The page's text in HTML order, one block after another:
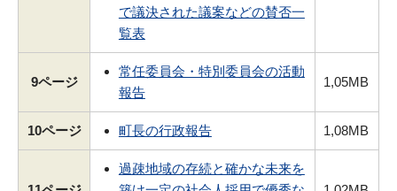
で議決された議案などの賛否一
覧表
9ページ
常任委員会・特別委員会の活動
報告
1,05MB
10ページ 町長の行政報告 1,08MB
過疎地域の存続と確かな未来を